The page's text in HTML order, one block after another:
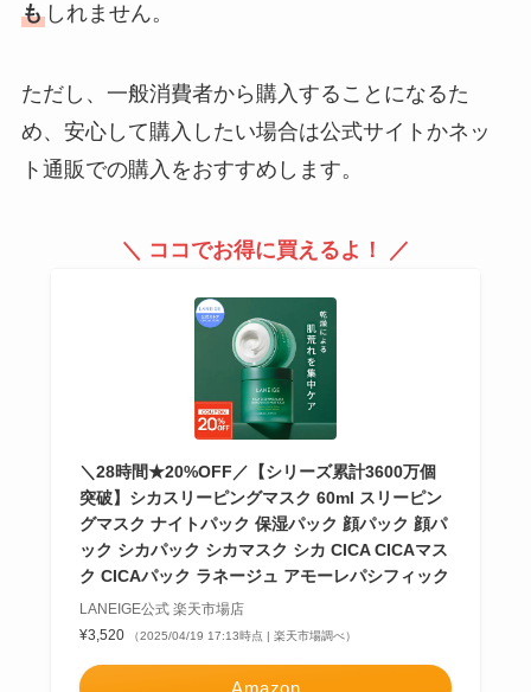
もしれません。
ただし、一般消費者から購入することになるた
め、安心して購入したい場合は公式サイトかネッ
ト通販での購入をおすすめします。
＼ ココでお得に買えるよ！ ／
＼28時間★20%OFF／【シリーズ累計3600万個
突破】シカスリーピングマスク 60ml スリーピン
グマスク ナイトパック 保湿パック 顔パック 顔パ
ック シカパック シカマスク シカ CICA CICAマス
ク CICAパック ラネージュ アモーレパシフィック
LANEIGE公式 楽天市場店
¥3,520
（2025/04/19 17:13時点 | 楽天市場調べ）
Amazon